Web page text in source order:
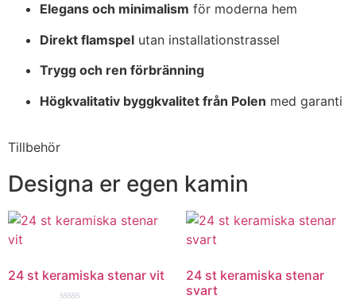
Elegans och minimalism för moderna hem
Direkt flamspel utan installationstrassel
Trygg och ren förbränning
Högkvalitativ byggkvalitet från Polen med garanti
Tillbehör
Designa er egen kamin
24 st keramiska stenar vit
24 st keramiska stenar
svart